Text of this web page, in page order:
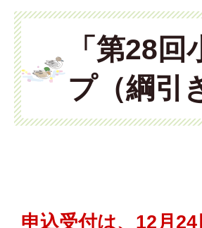
「第28
プ（綱引
申込受付は、12月